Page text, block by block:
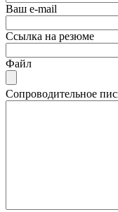
Ваш e-mail
Ссылка на резюме
Файл
Сопроводительное